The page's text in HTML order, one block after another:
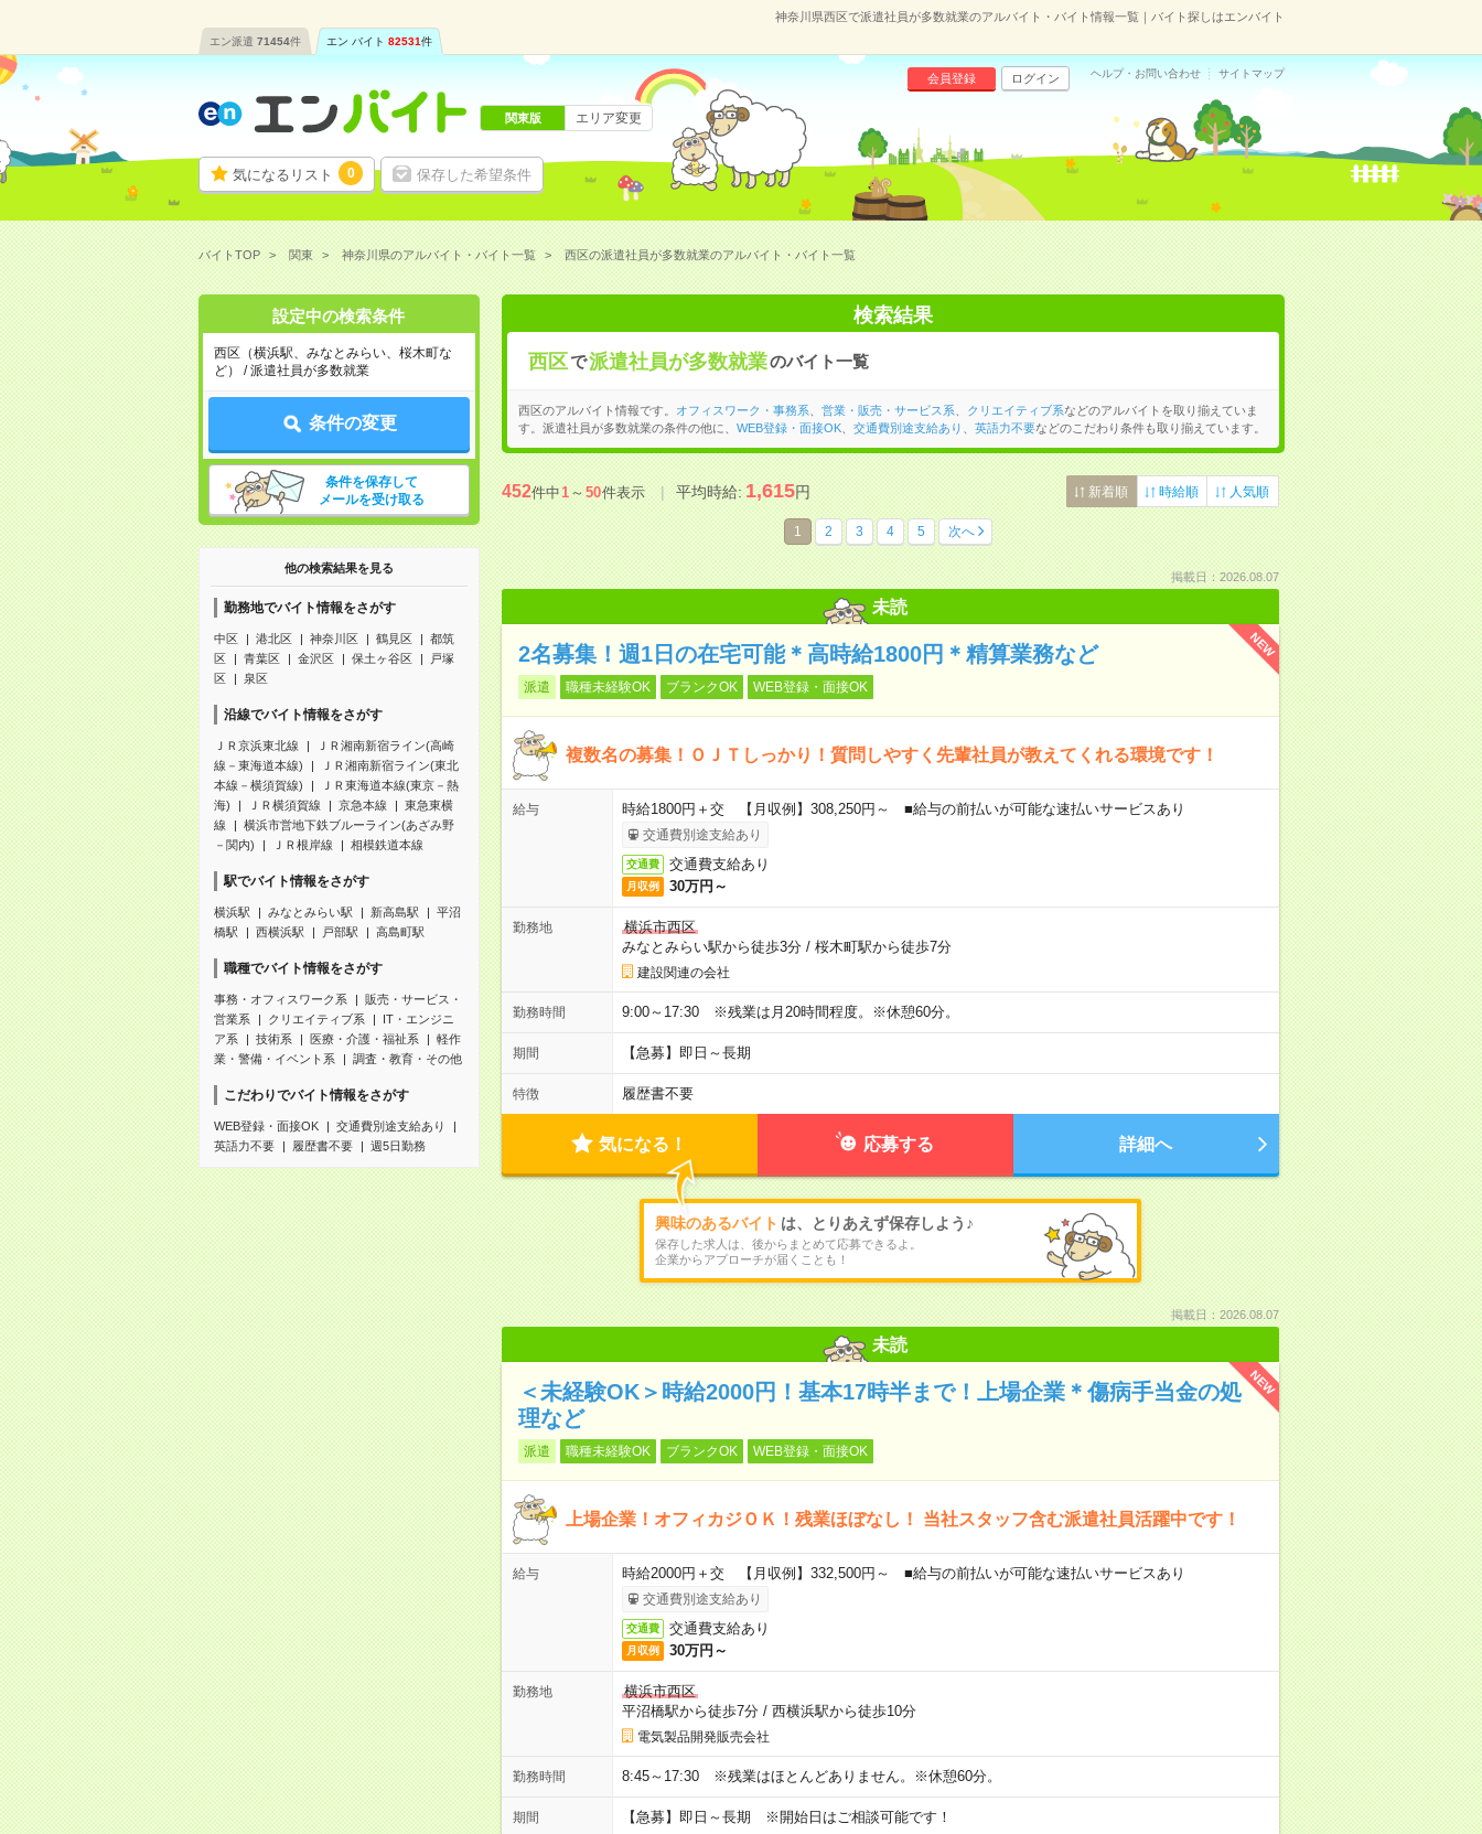
神奈川県西区で派遣社員が多数就業のアルバイト・バイト情報一覧｜バイト探しはエンバイト
エン派遣 71454件 エン バイト 82531件
気になるリスト 0 保存した希望条件
会員登録 ログイン ヘルプ・お問い合わせ サイトマップ
関東版 エリア変更
バイトTOP 関東 神奈川県のアルバイト・バイト一覧 西区の派遣社員が多数就業のアルバイト・バイト一覧
設定中の検索条件
西区（横浜駅、みなとみらい、桜木町な
ど） / 派遣社員が多数就業
条件の変更
条件を保存して
メールを受け取る
他の検索結果を見る
勤務地でバイト情報をさがす
中区 港北区 神奈川区 鶴見区
都筑
区
青葉区 金沢区 保土ヶ谷区
戸塚
区
泉区
沿線でバイト情報をさがす
ＪＲ京浜東北線
ＪＲ湘南新宿ライン(高崎
線－東海道本線)
ＪＲ湘南新宿ライン(東北
本線－横須賀線)
ＪＲ東海道本線(東京－熱
海)
ＪＲ横須賀線 京急本線
東急東横
線
横浜市営地下鉄ブルーライン(あざみ野
－関内)
ＪＲ根岸線 相模鉄道本線
駅でバイト情報をさがす
横浜駅 みなとみらい駅 新高島駅
平沼
橋駅
西横浜駅 戸部駅 高島町駅
職種でバイト情報をさがす
事務・オフィスワーク系
販売・サービス・
営業系
クリエイティブ系
IT・エンジニ
ア系
技術系 医療・介護・福祉系
軽作
業・警備・イベント系
調査・教育・その他
こだわりでバイト情報をさがす
WEB登録・面接OK
交通費別途支給あり
英語力不要
履歴書不要 週5日勤務
検索結果
西区で派遣社員が多数就業のバイト一覧
西区のアルバイト情報です。 オフィスワーク・事務系 営業・販売・サービス系 クリエイティブ系などのアルバイトを取り揃えていま
す。派遣社員が多数就業の条件の他に、 WEB登録・面接OK、 交通費別途支給あり 英語力不要などのこだわり条件も取り揃えています。
452件中1～50件表示 平均時給:1,615円 新着順 時給順 人気順
1 2 3 4 5 次へ
掲載日：2026.08.07
未読
NEW
2名募集！週1日の在宅可能＊高時給1800円＊精算業務など
派遣 職種未経験OK ブランクOK WEB登録・面接OK
複数名の募集！ＯＪＴしっかり！質問しやすく先輩社員が教えてくれる環境です！
給与 時給1800円＋交 【月収例】308,250円～ ■給与の前払いが可能な速払いサービスあり
交通費別途支給あり
交通費 交通費支給あり
月収例 30万円～
勤務地
横浜市西区
みなとみらい駅から徒歩3分/ 桜木町駅から徒歩7分
建設関連の会社
勤務時間 9:00～17:30 ※残業は月20時間程度。※休憩60分。
期間 【急募】即日～長期
特徴 履歴書不要
気になる！ 応募する 詳細へ
興味のあるバイト は、とりあえず保存しよう♪
保存した求人は、後からまとめて応募できるよ。
企業からアプローチが届くことも！
掲載日：2026.08.07
未読
NEW
＜未経験OK＞時給2000円！基本17時半まで！上場企業＊傷病手当金の処
理など
派遣 職種未経験OK ブランクOK WEB登録・面接OK
上場企業！オフィカジＯＫ！残業ほぼなし！ 当社スタッフ含む派遣社員活躍中です！
給与 時給2000円＋交 【月収例】332,500円～ ■給与の前払いが可能な速払いサービスあり
交通費別途支給あり
交通費 交通費支給あり
月収例 30万円～
勤務地
横浜市西区
平沼橋駅から徒歩7分/ 西横浜駅から徒歩10分
電気製品開発販売会社
勤務時間 8:45～17:30 ※残業はほとんどありません。※休憩60分。
期間 【急募】即日～長期 ※開始日はご相談可能です！